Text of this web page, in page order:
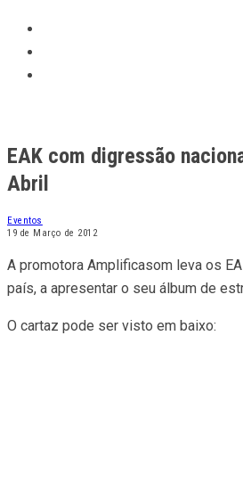
EAK com digressão
Abril
Eventos
19 de Março de 2012
A promotora Amplificasom leva os
país, a apresentar o seu álbum de
O cartaz pode ser visto em baixo: